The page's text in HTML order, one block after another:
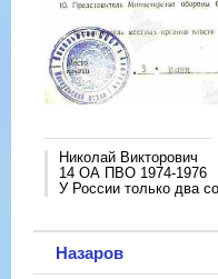
Николай Викторович
14 ОА ПВО 1974-1976
У России только два
Назаров